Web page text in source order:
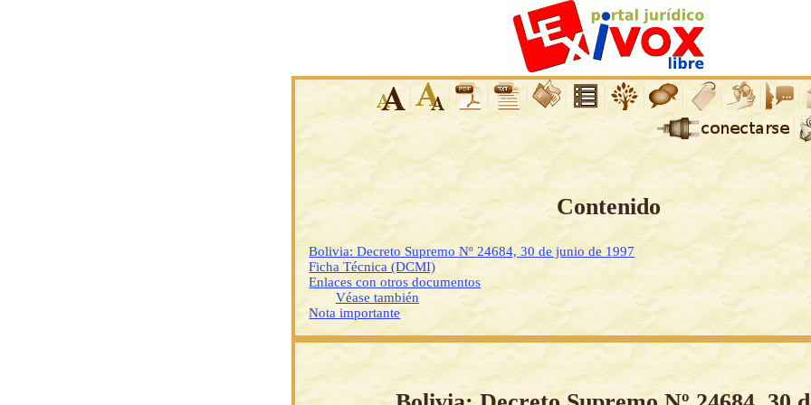
Contenido
Bolivia: Decreto Supremo Nº 24684, 30 de junio de 1997
Ficha Técnica (DCMI)
Enlaces con otros documentos
Véase también
Nota importante